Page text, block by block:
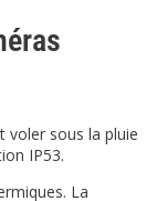
voler sous la pluie
IP53.
La